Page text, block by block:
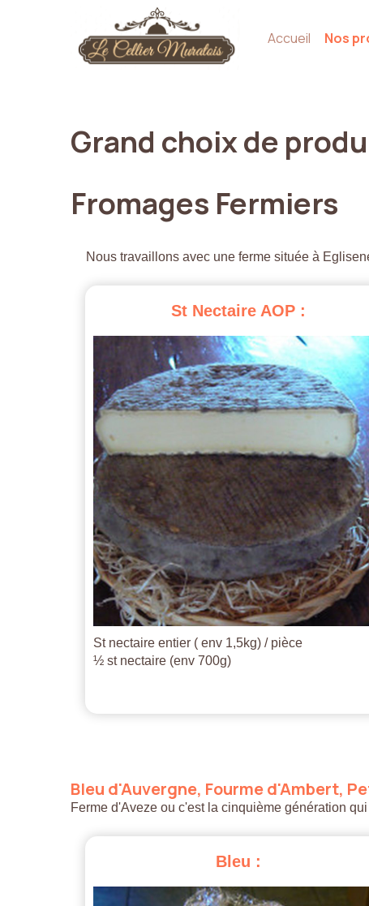
Accueil Nos
Grand choixde
Fromages Fermiers
Nous travaillons avec une ferme située à
St Nectaire AOP :
St nectaire entier ( env 1,5kg) / pièce
½ st nectaire (env 700g)
Bleu d'Auvergne, Fourmed'Ambert,
Ferme d'Aveze ou c'est la cinquième génération
Bleu :